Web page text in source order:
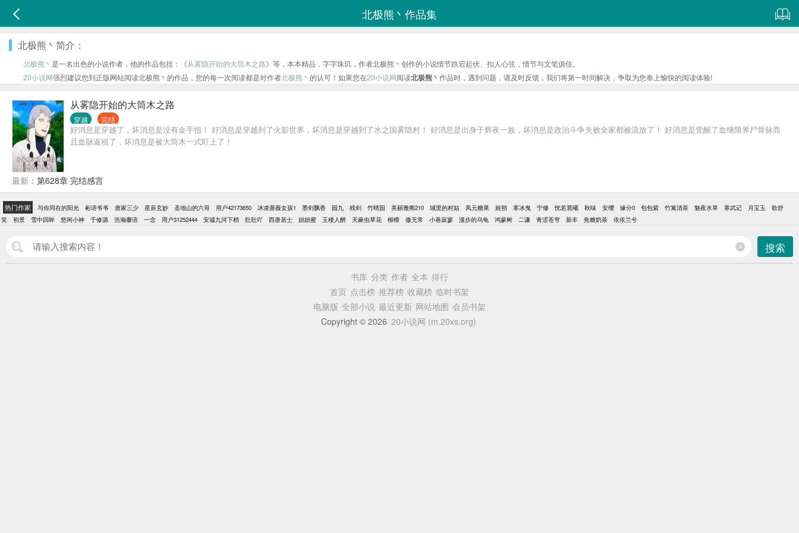
北极熊丶作品集
北极熊丶简介：
北极熊丶 是一名出色的小说作者，他的作品包括：《从雾隐开始的大筒木之路》等，本本精品，字字珠玑，作者北极熊丶创作的小说情节跌宕起伏、扣人心弦，情节与文笔俱佳。
20小说网强烈建议您到正版网站阅读北极熊丶的作品，您的每一次阅读都是对作者北极熊丶 的认可！如果您在20小说网阅读北极熊丶 作品时，遇到问题，请及时反馈，我们将第一时间解决，争取为您奉上愉快的阅读体验!
从雾隐开始的大筒木之路
穿越 完结
好消息是穿越了，坏消息是没有金手指！ 好消息是穿越到了火影世界，坏消息是穿越到了水之国雾隐村！ 好消息是出身于辉夜一族，坏消息是政治斗争失败全家都被流放了！ 好消息是觉醒了血继限界尸骨脉而
且血脉返祖了，坏消息是被大筒木一式盯上了！
最新： 第628章 完结感言
热门作家 与你同在的阳光 彬语爷爷 唐家三少 星辰玄妙 圣地山的六哥 用户42173650 冰凌蔷薇女孩1 墨剑飘香 园九 残剑 竹晴园 美丽雅阁210 城里的村姑 凤元糖果 姬朔 寒冰曳 宁修 恍若晨曦 秋味 安缨 缘分0 包包紫 竹篱清茶 魅夜水草 寒武记 月宝玉
歌舒
笑
初景 雪中回眸 悠闲小神 于修源 浩瀚馨语 一念 用户31252444 安墟九河下梢 肚肚吖 西唐居士 妞妞蜜 玉楼人醉 天麻虫草花 柳檀 傲无常 小巷寂寥 漫步的乌龟 鸿蒙树 二谦 青涩苍穹 新丰 焦糖奶茶 依依兰兮
搜索
书库 分类 作者 全本 排行
首页 点击榜 推荐榜 收藏榜 临时书架
电脑版 全部小说 最近更新 网站地图 会员书架
Copyright © 2026 20小说网 (m.20xs.org)